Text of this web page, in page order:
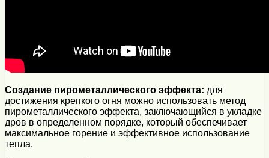
Создание пирометаллического эффекта: для
достижения крепкого огня можно использовать метод
пирометаллического эффекта, заключающийся в укладке
дров в определенном порядке, который обеспечивает
максимальное горение и эффективное использование
тепла.